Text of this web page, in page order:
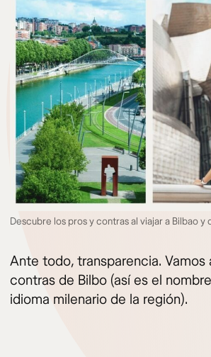
Descubre los pros y contras al viajar a Bilbao
Ante todo, transparencia. Vamos
contras de Bilbo (así es el
idioma milenario de la región).